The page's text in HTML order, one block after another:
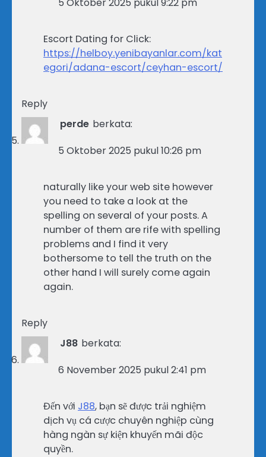
5 Oktober 2025 pukul 9:22 pm
Escort Dating for Click:
https://helboy.yenibayanlar.com/kat
egori/adana-escort/ceyhan-escort/
Reply
perde berkata:
5 Oktober 2025 pukul 10:26 pm
naturally like your web site however
you need to take a look at the
spelling on several of your posts. A
number of them are rife with spelling
problems and I find it very
bothersome to tell the truth on the
other hand I will surely come again
again.
Reply
J88 berkata:
6 November 2025 pukul 2:41 pm
Đến với J88, bạn sẽ được trải nghiệm
dịch vụ cá cược chuyên nghiệp cùng
hàng ngàn sự kiện khuyến mãi độc
quyền.